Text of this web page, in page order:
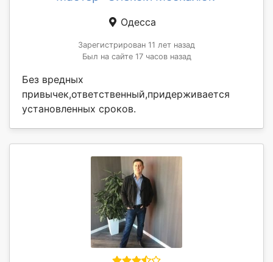
Одесса
Зарегистрирован 11 лет назад
Был на сайте 17 часов назад
Без вредных
привычек,ответственный,придерживается
установленных сроков.